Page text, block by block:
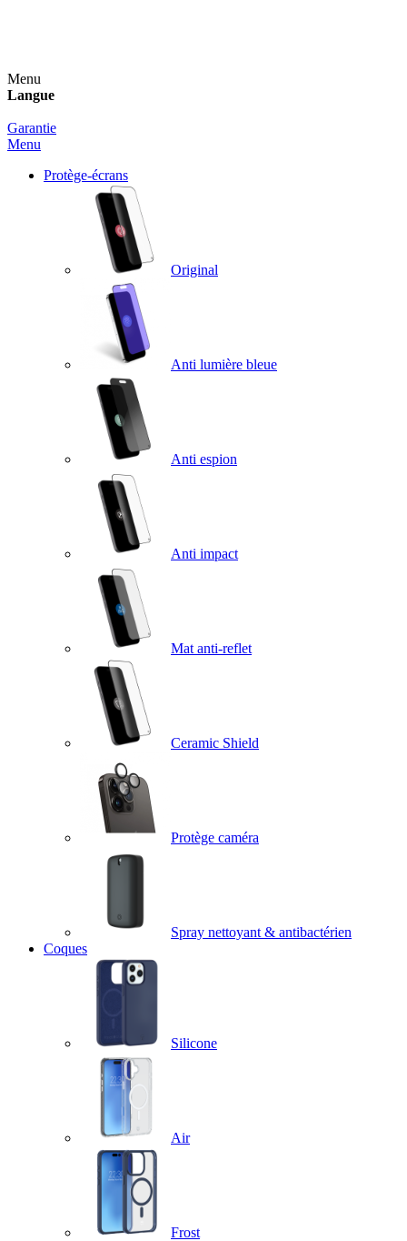
Menu
Langue
Garantie
Menu
Protège-écrans
Original
Anti lumière bleue
Anti espion
Anti impact
Mat anti-reflet
Ceramic Shield
Protège caméra
Spray nettoyant & antibactérien
Coques
Silicone
Air
Frost